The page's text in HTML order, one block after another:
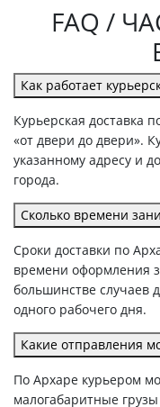
FAQ /
Как работает
Курьерская доставка
«от двери до двери».
указанному адресу и
города.
Сколько времени
Сроки доставки по
времени оформления
большинстве случаев
одного рабочего дня.
Какие отправления
По Архаре курьером
малогабаритные